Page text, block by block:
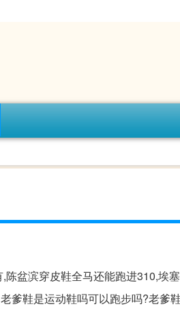
盆滨穿皮鞋全马还能跑进310,埃
爹鞋是运动鞋吗可以跑步吗?老爹